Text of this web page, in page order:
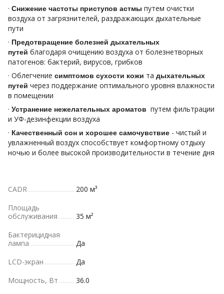
· Снижение частоты приступов астмы путем очистки
воздуха от загрязнителей, раздражающих дыхательные
пути
· Предотвращение болезней дыхательных
путей благодаря очищению воздуха от болезнетворных
патогенов: бактерий, вирусов, грибков
· Облегчение симптомов сухости кожи та дыхательных
путей через поддержание оптимального уровня влажности
в помещении
· Устранение нежелательных ароматов путем фильтрации
и УФ-дезинфекции воздуха
· Качественный сон и хорошее самочувствие - чистый и
увлажненный воздух способствует комфортному отдыху
ночью и более высокой производительности в течение дня
CADR
200 м³
Площадь
обслуживания
35 м²
Бактерицидная
лампа
Да
LCD-экран
Да
Мощность, Вт
36.0